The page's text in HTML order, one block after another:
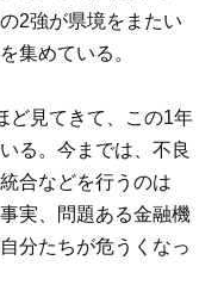
2強が県境をまたい
集めている。
ど見てきて、この1年
る。今までは、不良
合などを行うのは
実、問題ある金融機
分たちが危うくなっ